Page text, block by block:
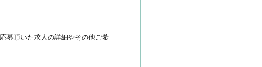
募頂いた求人の詳細やその他ご希